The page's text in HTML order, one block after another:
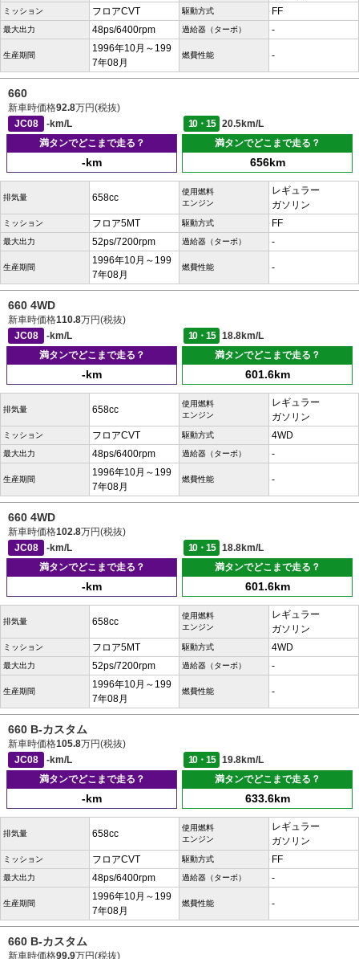
ミッション フロアCVT 駆動方式 FF
最大出力 48ps/6400rpm 過給器（ターボ） -
生産期間
1996年10月～199
7年08月
燃費性能 -
660
新車時価格92.8万円(税抜)
JC08
-km/L 10・15
20.5km/L
満タンでどこまで走る？
-km
満タンでどこまで走る？
656km
排気量 658cc
使用燃料
エンジン
レギュラー
ガソリン
ミッション フロア5MT 駆動方式 FF
最大出力 52ps/7200rpm 過給器（ターボ） -
生産期間
1996年10月～199
7年08月
燃費性能 -
660 4WD
新車時価格110.8万円(税抜)
JC08
-km/L 10・15
18.8km/L
満タンでどこまで走る？
-km
満タンでどこまで走る？
601.6km
排気量 658cc
使用燃料
エンジン
レギュラー
ガソリン
ミッション フロアCVT 駆動方式 4WD
最大出力 48ps/6400rpm 過給器（ターボ） -
生産期間
1996年10月～199
7年08月
燃費性能 -
660 4WD
新車時価格102.8万円(税抜)
JC08
-km/L 10・15
18.8km/L
満タンでどこまで走る？
-km
満タンでどこまで走る？
601.6km
排気量 658cc
使用燃料
エンジン
レギュラー
ガソリン
ミッション フロア5MT 駆動方式 4WD
最大出力 52ps/7200rpm 過給器（ターボ） -
生産期間
1996年10月～199
7年08月
燃費性能 -
660 B-カスタム
新車時価格105.8万円(税抜)
JC08
-km/L 10・15
19.8km/L
満タンでどこまで走る？
-km
満タンでどこまで走る？
633.6km
排気量 658cc
使用燃料
エンジン
レギュラー
ガソリン
ミッション フロアCVT 駆動方式 FF
最大出力 48ps/6400rpm 過給器（ターボ） -
生産期間
1996年10月～199
7年08月
燃費性能 -
660 B-カスタム
新車時価格99.9万円(税抜)